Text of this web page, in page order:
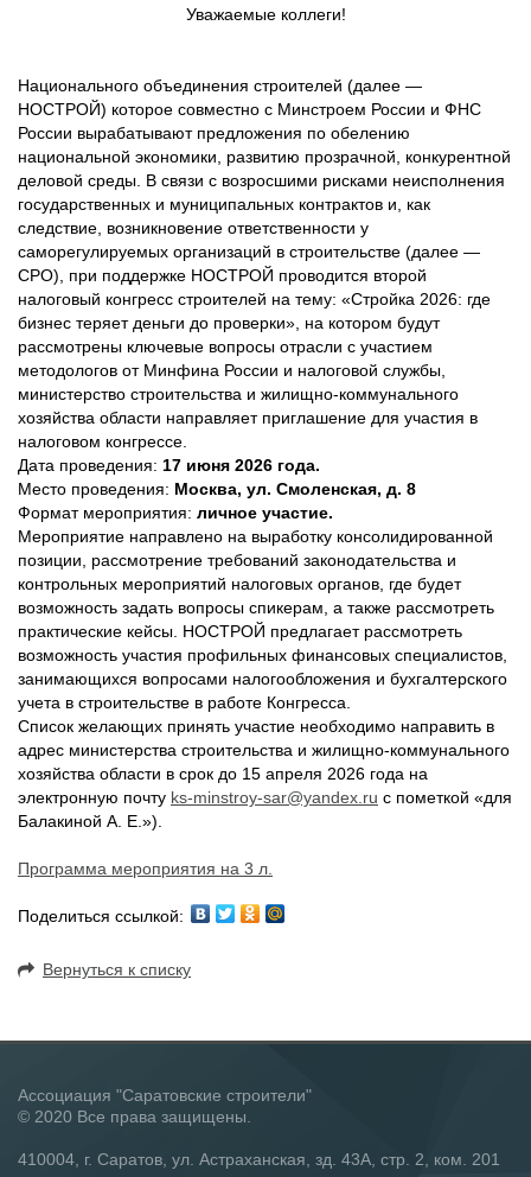
Уважаемые коллеги!
Национального объединения строителей (далее —
НОСТРОЙ) которое совместно с Минстроем России и ФНС
России вырабатывают предложения по обелению
национальной экономики, развитию прозрачной, конкурентной
деловой среды. В связи с возросшими рисками неисполнения
государственных и муниципальных контрактов и, как
следствие, возникновение ответственности у
саморегулируемых организаций в строительстве (далее —
СРО), при поддержке НОСТРОЙ проводится второй
налоговый конгресс строителей на тему: «Стройка 2026: где
бизнес теряет деньги до проверки», на котором будут
рассмотрены ключевые вопросы отрасли с участием
методологов от Минфина России и налоговой службы,
министерство строительства и жилищно-коммунального
хозяйства области направляет приглашение для участия в
налоговом конгрессе.
Дата проведения: 17 июня 2026 года.
Место проведения: Москва, ул. Смоленская, д. 8
Формат мероприятия: личное участие.
Мероприятие направлено на выработку консолидированной
позиции, рассмотрение требований законодательства и
контрольных мероприятий налоговых органов, где будет
возможность задать вопросы спикерам, а также рассмотреть
практические кейсы. НОСТРОЙ предлагает рассмотреть
возможность участия профильных финансовых специалистов,
занимающихся вопросами налогообложения и бухгалтерского
учета в строительстве в работе Конгресса.
Список желающих принять участие необходимо направить в
адрес министерства строительства и жилищно-коммунального
хозяйства области в срок до 15 апреля 2026 года на
электронную почту ks-minstroy-sar@yandex.ru с пометкой «для
Балакиной А. Е.»).
Программа мероприятия на 3 л.
Поделиться ссылкой:
Вернуться к списку
Ассоциация "Саратовские строители"
© 2020 Все права защищены.
410004, г. Саратов, ул. Астраханская, зд. 43А, стр. 2, ком. 201